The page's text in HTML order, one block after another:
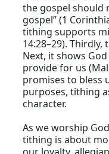
the gospel should
gospel” (1
tithing supports
14:28–29).
Next, it shows
provide for us
promises to bless
purposes, tithing
character.
As we worship
tithing is about